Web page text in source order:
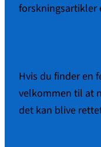
forskningsartikler
Hvis du finder en
velkommen til at
det kan blive